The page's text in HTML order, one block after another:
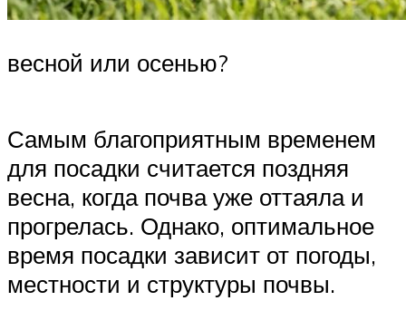
весной или осенью?
Самым благоприятным временем
для посадки считается поздняя
весна, когда почва уже оттаяла и
прогрелась. Однако, оптимальное
время посадки зависит от погоды,
местности и структуры почвы.